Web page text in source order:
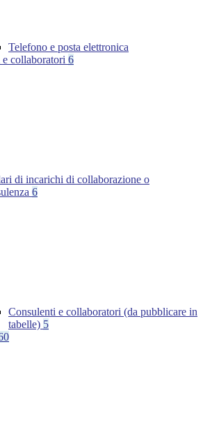
Telefono e posta elettronica
collaboratori 6
di incarichi di collaborazione o
6
Consulenti e collaboratori (da pubblicare in
tabelle) 5